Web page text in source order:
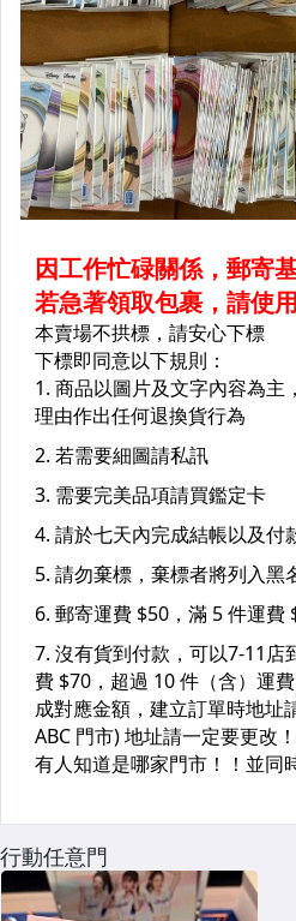
行動任意門